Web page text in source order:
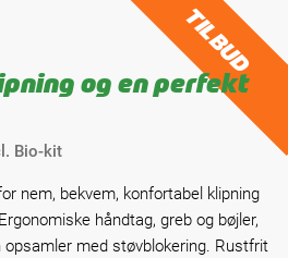
TILBUD
og en perfekt
Bio-kit
nem, bekvem, konfortabel klipning
håndtag, greb og bøjler,
med støvblokering. Rustfrit